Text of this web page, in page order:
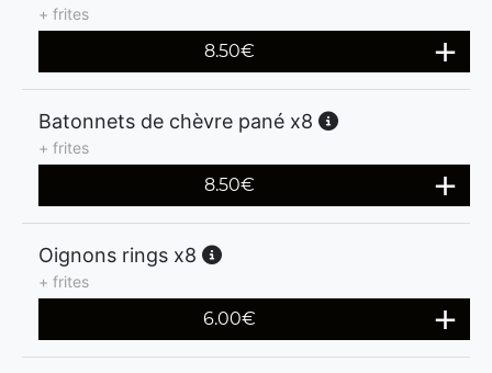
+ frites
8.50€
Batonnets de chèvre pané x8
+ frites
8.50€
Oignons rings x8
+ frites
6.00€